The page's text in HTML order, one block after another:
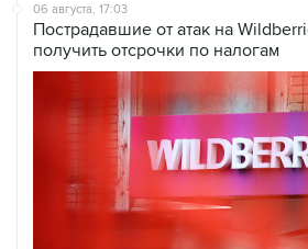
06 августа, 17:03
Пострадавшие от атак на
получить отсрочки по налогам